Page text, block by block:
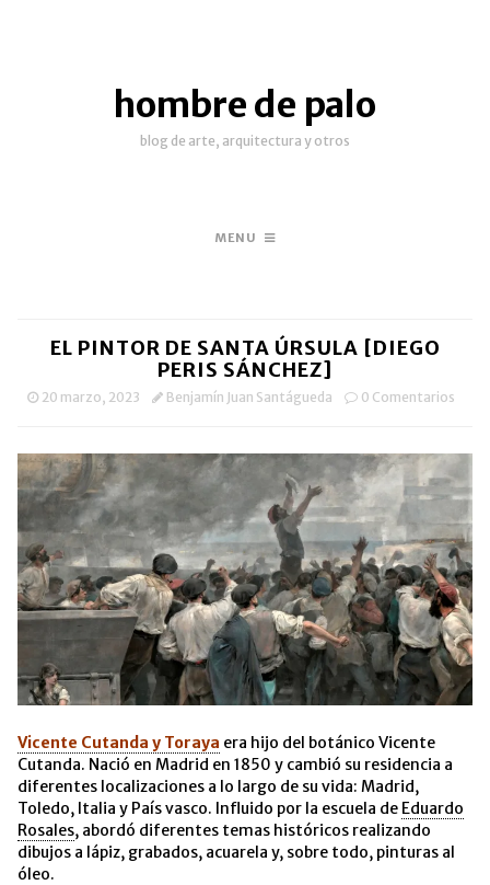
hombre de palo
blog de arte, arquitectura y otros
MENU
EL PINTOR DE SANTA ÚRSULA [DIEGO
PERIS SÁNCHEZ]
20 marzo, 2023 Benjamín Juan Santágueda 0 Comentarios
Vicente Cutanda y Toraya era hijo del botánico Vicente
Cutanda. Nació en Madrid en 1850 y cambió su residencia a
diferentes localizaciones a lo largo de su vida: Madrid,
Toledo, Italia y País vasco. Influido por la escuela de Eduardo
Rosales, abordó diferentes temas históricos realizando
dibujos a lápiz, grabados, acuarela y, sobre todo, pinturas al
óleo.